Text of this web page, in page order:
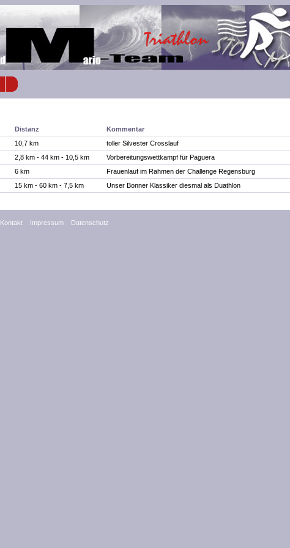
Distanz
Kommentar
10,7 km
toller Silvester Crosslauf
2,8 km - 44 km - 10,5 km
Vorbereitungswettkampf für Paguera
6 km
Frauenlauf im Rahmen der Challenge Regensburg
15 km - 60 km - 7,5 km Unser Bonner Klassiker diesmal als Duathlon
Kontakt Impressum Datenschutz